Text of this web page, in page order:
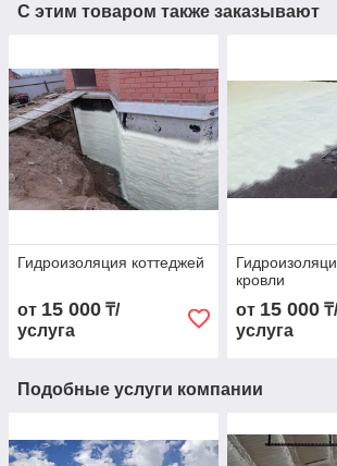
С этим товаром также заказывают
Гидроизоляция коттеджей
от 15 000 ₸/
услуга
кровли
от 15 000₸/
услуга
Подобные услуги компании